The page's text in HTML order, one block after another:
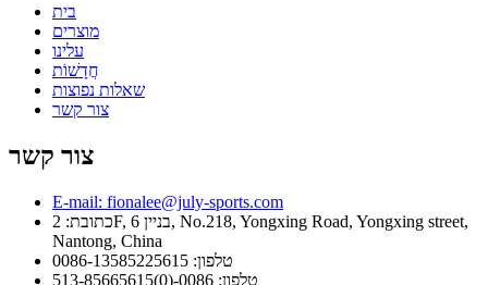
בית
מוצרים
עלינו
חֲדָשׁוֹת
שאלות נפוצות
צור קשר
צור קשר
E-mail: fionalee@july-sports.com
כתובת: 2F, בניין 6, No.218, Yongxing Road, Yongxing street,
Nantong, China
טלפון: 0086-13585225615
טלפון: 0086-(0)513-85665615